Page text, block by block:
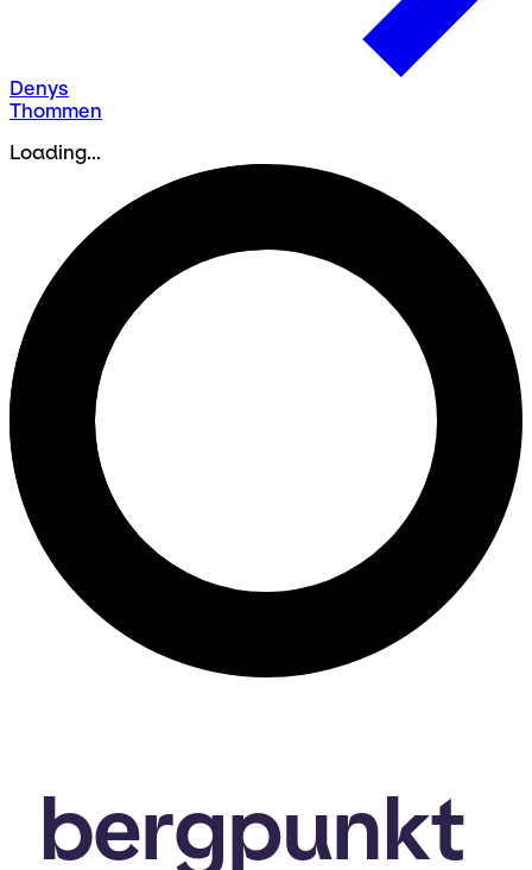
Denys
Thommen
Loading...
bergpunkt